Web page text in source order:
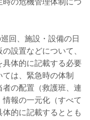
の危機管理体制につ
回、施設・設備の日
設置などについて、
体的に記載する必要
は、緊急時の体制
者の配置（救護班、連
報の一元化（すべて
的に記載するととも